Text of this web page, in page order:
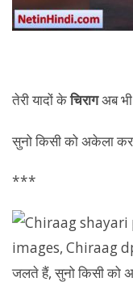
तेरी यादों केचिरागअब
सुनो किसी को अकेला कर
***